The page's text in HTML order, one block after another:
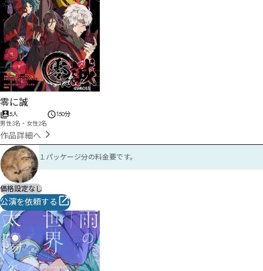
零に誠
5人
男性3名・女性2名
150分
作品詳細へ
１パッケージ分の料金要です。
価格設定なし
公演を依頼する